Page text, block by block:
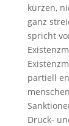
kürzen,
ganz
spricht
partiell
Druck-